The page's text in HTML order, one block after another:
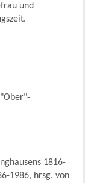
und
1816-
1986, hrsg. von